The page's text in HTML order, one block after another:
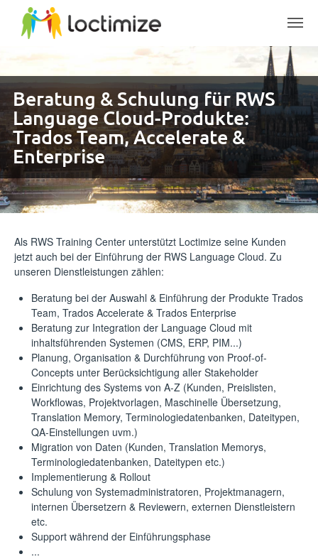
Skip to main content
Beratung & Schulung für RWS
Language Cloud-Produkte:
Trados Team, Accelerate &
Enterprise
Als RWS Training Center unterstützt Loctimize seine Kunden
jetzt auch bei der Einführung der RWS Language Cloud. Zu
unseren Dienstleistungen zählen:
Beratung bei der Auswahl & Einführung der Produkte Trados
Team, Trados Accelerate & Trados Enterprise
Beratung zur Integration der Language Cloud mit
inhaltsführenden Systemen (CMS, ERP, PIM...)
Planung, Organisation & Durchführung von Proof-of-
Concepts unter Berücksichtigung aller Stakeholder
Einrichtung des Systems von A-Z (Kunden, Preislisten,
Workflowas, Projektvorlagen, Maschinelle Übersetzung,
Translation Memory, Terminologiedatenbanken, Dateitypen,
QA-Einstellungen uvm.)
Migration von Daten (Kunden, Translation Memorys,
Terminologiedatenbanken, Dateitypen etc.)
Implementierung & Rollout
Schulung von Systemadministratoren, Projektmanagern,
internen Übersetzern & Reviewern, externen Dienstleistern
etc.
Support während der Einführungsphase
...